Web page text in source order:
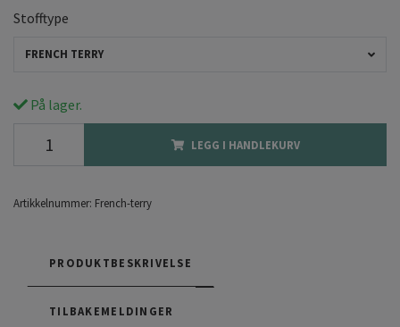
Stofftype
FRENCH TERRY
På lager.
LEGG I HANDLEKURV
Artikkelnummer: French-terry
PRODUKTBESKRIVELSE
TILBAKEMELDINGER